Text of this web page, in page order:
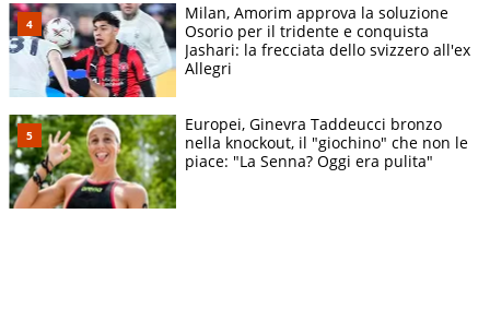
Milan, Amorim approva la soluzione
Osorio per il tridente e conquista
Jashari: la frecciata dello svizzero all'ex
Allegri
Europei, Ginevra Taddeucci bronzo
nella knockout, il "giochino" che non le
piace: "La Senna? Oggi era pulita"